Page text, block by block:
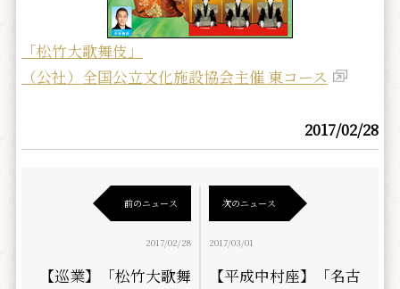
「松竹大歌舞伎」
（公社）全国公立文化施設協会主催 東コース
2017/02/28
前のニュース
2017/02/28
【巡業】「松竹大歌舞
次のニュース
2017/03/01
【平成中村座】「名古